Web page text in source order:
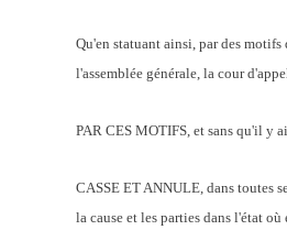
Qu'en statuant ainsi, par des
l'assemblée générale, la cour
PAR CES MOTIFS, et sans qu'il y
CASSE ET ANNULE, dans toutes
la cause et les parties dans l'état